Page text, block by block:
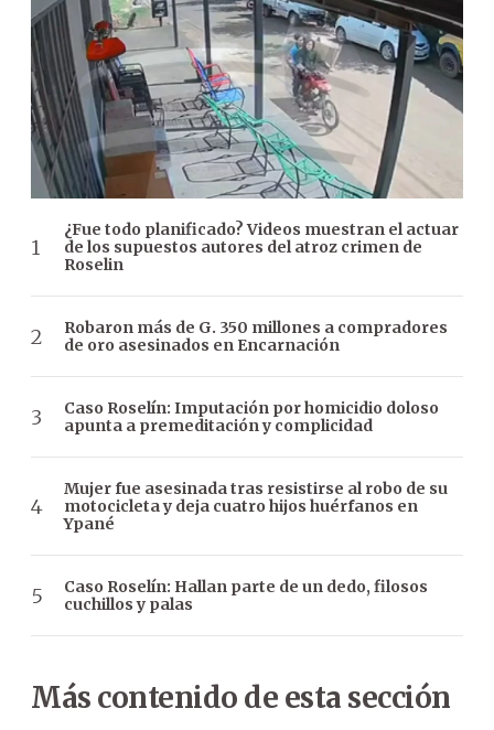
¿Fue todo planificado? Videos muestran el actuar
de los supuestos autores del atroz crimen de
Roselin
Robaron más de G. 350 millones a compradores
de oro asesinados en Encarnación
Caso Roselín: Imputación por homicidio doloso
apunta a premeditación y complicidad
Mujer fue asesinada tras resistirse al robo de su
motocicleta y deja cuatro hijos huérfanos en
Ypané
Caso Roselín: Hallan parte de un dedo, filosos
cuchillos y palas
Más contenido de esta sección